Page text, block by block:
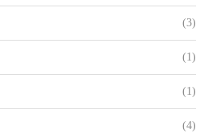
(3)
(1)
(1)
(4)